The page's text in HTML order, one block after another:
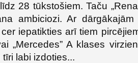
28 tūkstošiem. Taču
ambiciozi. Ar dārgākajām
iepatikties arī tiem
„Mercedes” A klases
labi izdoties...